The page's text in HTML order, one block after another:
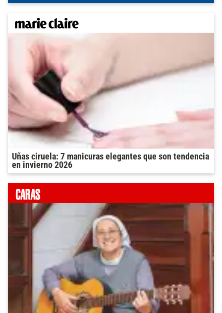
Uñas ciruela: 7 manicuras elegantes que son tendencia
en invierno 2026